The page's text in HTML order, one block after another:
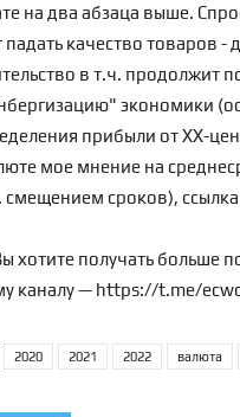
на два абзаца выше.
падать качество товаров
в т.ч. продолжит
экономики
прибыли от ХХ-
мое мнение на
смещением сроков),
хотите получать больше
каналу — https://t.me/
2020 2021 2022 валюта